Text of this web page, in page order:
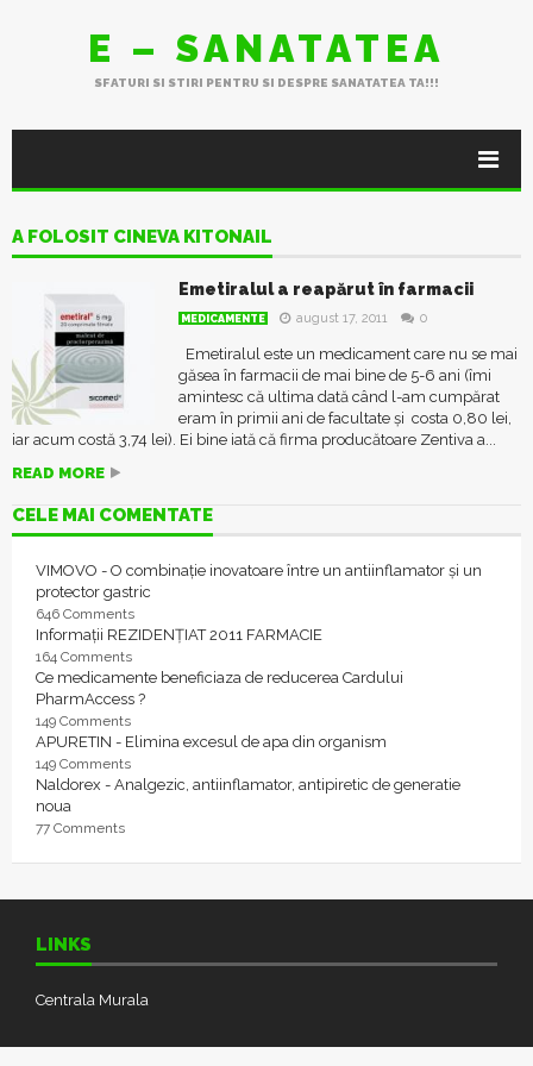
E – SANATATEA
SFATURI SI STIRI PENTRU SI DESPRE SANATATEA TA!!!
A FOLOSIT CINEVA KITONAIL
Emetiralul a reapărut în farmacii
MEDICAMENTE august 17, 2011 0
Emetiralul este un medicament care nu se mai
găsea în farmacii de mai bine de 5-6 ani (îmi
amintesc că ultima dată când l-am cumpărat
eram în primii ani de facultate și costa 0,80 lei,
iar acum costă 3,74 lei). Ei bine iată că firma producătoare Zentiva a...
READ MORE
CELE MAI COMENTATE
VIMOVO - O combinație inovatoare între un antiinflamator și un
protector gastric
646 Comments
Informații REZIDENȚIAT 2011 FARMACIE
164 Comments
Ce medicamente beneficiaza de reducerea Cardului
PharmAccess ?
149 Comments
APURETIN - Elimina excesul de apa din organism
149 Comments
Naldorex - Analgezic, antiinflamator, antipiretic de generatie
noua
77 Comments
LINKS
Centrala Murala